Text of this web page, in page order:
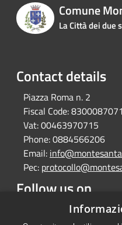
Comune
La Città dei due
Contact details
Piazza Roma n. 2
Fiscal Code:
Vat:00463970715
Phone:0884566206
Email:
Pec:
Follow us on
FacebookYoutube